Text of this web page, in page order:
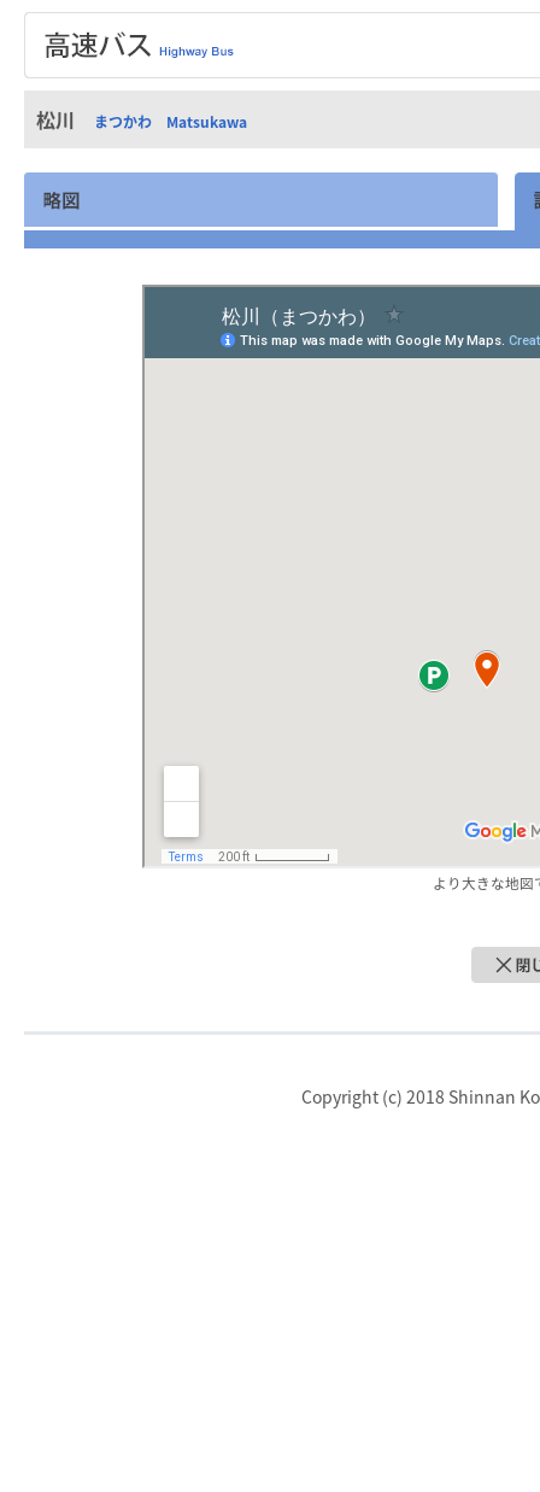
松川 まつかわ Matsukawa
より大きな地
Copyright (c) 2018 Shinnan